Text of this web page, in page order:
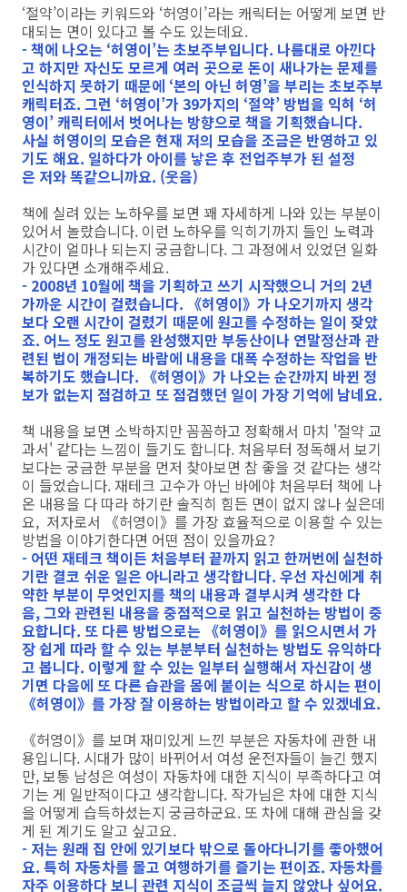
‘절약’이라는 키워드와 ‘허영이’라는 캐릭터는 어떻게 보면 반
대되는 면이 있다고 볼 수도 있는데요.
- 책에 나오는 ‘허영이’는 초보주부입니다. 나름대로 아낀다
고 하지만 자신도 모르게 여러 곳으로 돈이 새나가는 문제를
인식하지 못하기 때문에 ‘본의 아닌 허영’을 부리는 초보주부
캐릭터죠. 그런 ‘허영이’가 39가지의 ‘절약’ 방법을 익혀 ‘허
영이’ 캐릭터에서 벗어나는 방향으로 책을 기획했습니다.
사실 허영이의 모습은 현재 저의 모습을 조금은 반영하고 있
기도 해요. 일하다가 아이를 낳은 후 전업주부가 된 설정
은 저와 똑같으니까요. (웃음)
책에 실려 있는 노하우를 보면 꽤 자세하게 나와 있는 부분이
있어서 놀랐습니다. 이런 노하우를 익히기까지 들인 노력과
시간이 얼마나 되는지 궁금합니다. 그 과정에서 있었던 일화
가 있다면 소개해주세요.
- 2008년 10월에 책을 기획하고 쓰기 시작했으니 거의 2년
가까운 시간이 걸렸습니다. 《허영이》가 나오기까지 생각
보다 오랜 시간이 걸렸기 때문에 원고를 수정하는 일이 잦았
죠. 어느 정도 원고를 완성했지만 부동산이나 연말정산과 관
련된 법이 개정되는 바람에 내용을 대폭 수정하는 작업을 반
복하기도 했습니다. 《허영이》가 나오는 순간까지 바뀐 정
보가 없는지 점검하고 또 점검했던 일이 가장 기억에 남네요.
책 내용을 보면 소박하지만 꼼꼼하고 정확해서 마치 '절약 교
과서' 같다는 느낌이 들기도 합니다. 처음부터 정독해서 보기
보다는 궁금한 부분을 먼저 찾아보면 참 좋을 것 같다는 생각
이 들었습니다. 재테크 고수가 아닌 바에야 처음부터 책에 나
온 내용을 다 따라 하기란 솔직히 힘든 면이 없지 않나 싶은데
요, 저자로서 《허영이》를 가장 효율적으로 이용할 수 있는
방법을 이야기한다면 어떤 점이 있을까요?
- 어떤 재테크 책이든 처음부터 끝까지 읽고 한꺼번에 실천하
기란 결코 쉬운 일은 아니라고 생각합니다. 우선 자신에게 취
약한 부분이 무엇인지를 책의 내용과 결부시켜 생각한 다
음, 그와 관련된 내용을 중점적으로 읽고 실천하는 방법이 중
요합니다. 또 다른 방법으로는 《허영이》를 읽으시면서 가
장 쉽게 따라 할 수 있는 부분부터 실천하는 방법도 유익하다
고 봅니다. 이렇게 할 수 있는 일부터 실행해서 자신감이 생
기면 다음에 또 다른 습관을 몸에 붙이는 식으로 하시는 편이
《허영이》를 가장 잘 이용하는 방법이라고 할 수 있겠네요.
《허영이》를 보며 재미있게 느낀 부분은 자동차에 관한 내
용입니다. 시대가 많이 바뀌어서 여성 운전자들이 늘긴 했지
만, 보통 남성은 여성이 자동차에 대한 지식이 부족하다고 여
기는 게 일반적이다고 생각합니다. 작가님은 차에 대한 지식
을 어떻게 습득하셨는지 궁금하군요. 또 차에 대해 관심을 갖
게 된 계기도 알고 싶고요.
- 저는 원래 집 안에 있기보다 밖으로 돌아다니기를 좋아했어
요. 특히 자동차를 몰고 여행하기를 즐기는 편이죠. 자동차를
자주 이용하다 보니 관련 지식이 조금씩 늘지 않았나 싶어요.